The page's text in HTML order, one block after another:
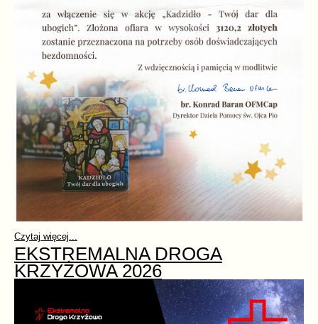
Czytaj więcej...
EKSTREMALNA DROGA
KRZYŻOWA 2026